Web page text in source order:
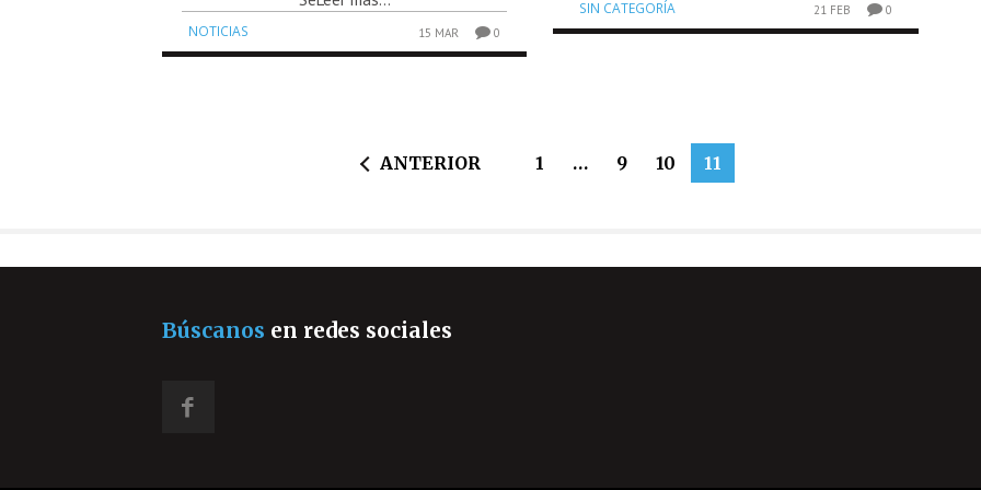
NOTICIAS 15 MAR 0
SIN CATEGORÍA 21 FEB 0
ANTERIOR 1 … 9 10 11
Búscanos en redes sociales